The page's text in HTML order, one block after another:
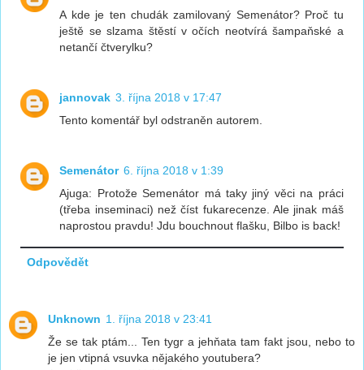
A kde je ten chudák zamilovaný Semenátor? Proč tu
ještě se slzama štěstí v očích neotvírá šampaňské a
netančí čtverylku?
jannovak 3. října 2018 v 17:47
Tento komentář byl odstraněn autorem.
Semenátor 6. října 2018 v 1:39
Ajuga: Protože Semenátor má taky jiný věci na práci
(třeba inseminaci) než číst fukarecenze. Ale jinak máš
naprostou pravdu! Jdu bouchnout flašku, Bilbo is back!
Odpovědět
Unknown 1. října 2018 v 23:41
Že se tak ptám... Ten tygr a jehňata tam fakt jsou, nebo to
je jen vtipná vsuvka nějakého youtubera?